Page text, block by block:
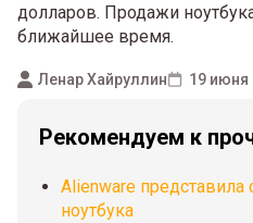
долларов. Продажи
ближайшее время.
Ленар Хайруллин 19 июня
Рекомендуем к
Alienware представила
ноутбука